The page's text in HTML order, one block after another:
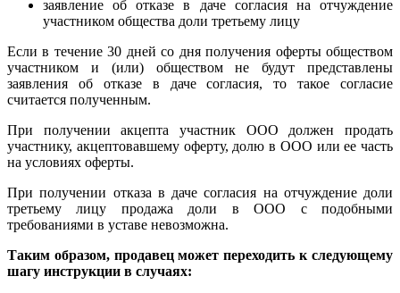
заявление об отказе в даче согласия на отчуждение
участником общества доли третьему лицу
Если в течение 30 дней со дня получения оферты обществом
участником и (или) обществом не будут представлены
заявления об отказе в даче согласия, то такое согласие
считается полученным.
При получении акцепта участник ООО должен продать
участнику, акцептовавшему оферту, долю в ООО или ее часть
на условиях оферты.
При получении отказа в даче согласия на отчуждение доли
третьему лицу продажа доли в ООО с подобными
требованиями в уставе невозможна.
Таким образом, продавец может переходить к следующему
шагу инструкции в случаях: